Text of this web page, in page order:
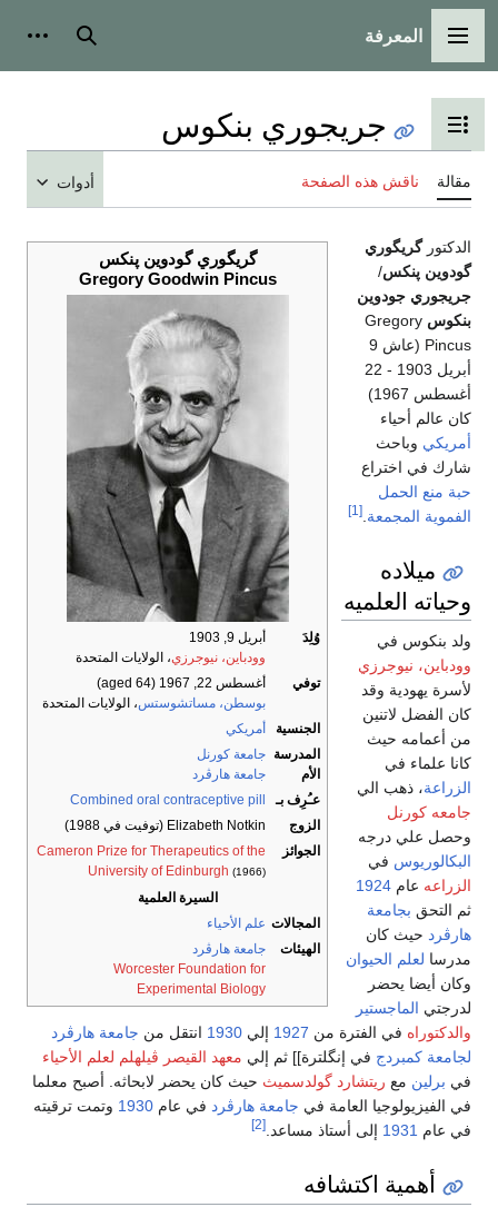
القائمة الرئيسية
المعرفة بحث
تبديل عرض جدول المحتويات
جريجوري بنكوس
مقالة ناقش هذه الصفحة أدوات
گريگوري گودوين پنكس
Gregory Goodwin Pincus
وُلِدَ
أبريل 9, 1903
وودباين، نيوجرزي، الولايات المتحدة
توفي
أغسطس 22, 1967
(aged 64)
بوسطن، مساتشوستس، الولايات المتحدة
الجنسية
أمريكي
المدرسة
الأم
جامعة كورنل
جامعة هارڤرد
عـُرِف بـ
Combined oral contraceptive pill
الزوج
Elizabeth Notkin (توفيت في 1988)
الجوائز
Cameron Prize for Therapeutics of the
University of Edinburgh (1966)
السيرة العلمية
المجالات علم الأحياء
الهيئات
جامعة هارڤرد
Worcester Foundation for
Experimental Biology
الدكتورگريگوري
گودوين پنكس/
جريجوري جودوين
بنكوس Gregory
Pincus (عاش 9
أبريل 1903 - 22
أغسطس 1967)
كان عالم أحياء
أمريكي وباحث
شارك في اختراع
حبة منع الحمل
الفموية المجمعة [1]
ميلاده
وحياته العلميه
ولد بنكوس في
وودباين، نيوجرزي
لأسرة يهودية وقد
كان الفضل لاتنين
من أعمامه حيث
كانا علماء في
الزراعة، ذهب الي
جامعه كورنل
وحصل علي درجه
البكالوريوس في
الزراعه عام 1924
ثم التحق بجامعة
هارڤرد حيث كان
مدرسا لعلم الحيوان
وكان أيضا يحضر
لدرجتي الماجستير
والدكتوراه في الفترة من 1927 إلي 1930 انتقل من جامعة هارڤرد
لجامعة كمبردج في إنگلترة]] ثم إلي معهد القيصر ڤيلهلم لعلم الأحياء
في برلين مع ريتشارد گولدسميث حيث كان يحضر لابحاثه. أصبح معلما
في الفيزيولوجيا العامة في جامعة هارڤرد في عام 1930 وتمت ترقيته
في عام 1931 إلى أستاذ مساعد.[2]
أهمية اكتشافه